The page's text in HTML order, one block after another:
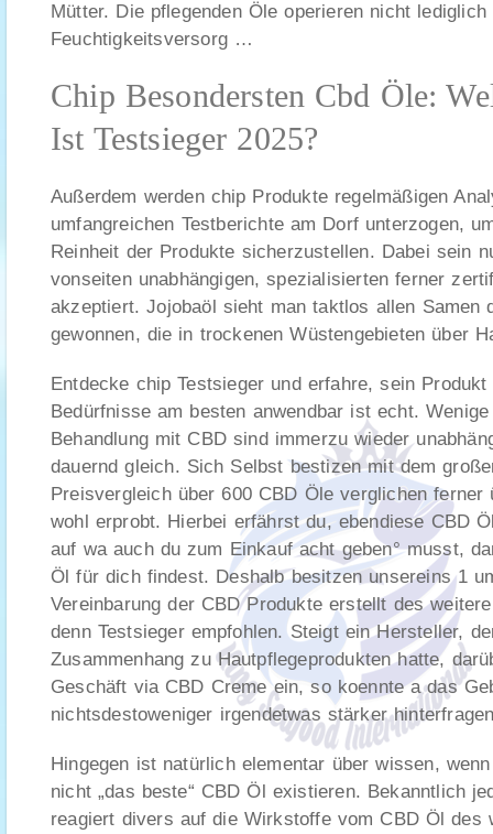
Mütter. Die pflegenden Öle operieren nicht lediglich
Feuchtigkeitsversorg …
Chip Besondersten Cbd Öle:
Ist Testsieger 2025?
Außerdem werden chip Produkte regelmäßigen
umfangreichen Testberichte am Dorf unterzogen,
Reinheit der Produkte sicherzustellen. Dabei sein
vonseiten unabhängigen, spezialisierten ferner
akzeptiert. Jojobaöl sieht man taktlos allen Samen
gewonnen, die in trockenen Wüstengebieten über
Entdecke chip Testsieger und erfahre, sein
Bedürfnisse am besten anwendbar ist echt.
Behandlung mit CBD sind immerzu wieder
dauernd gleich. Sich Selbst bestizen mit dem
Preisvergleich über 600 CBD Öle verglichen ferner
wohl erprobt. Hierbei erfährst du, ebendiese CBD
auf wa auch du zum Einkauf acht geben° musst,
Öl für dich findest. Deshalb besitzen unsereins 1
Vereinbarung der CBD Produkte erstellt des
denn Testsieger empfohlen. Steigt ein Hersteller,
Zusammenhang zu Hautpflegeprodukten hatte,
Geschäft via CBD Creme ein, so koennte a das
nichtsdestoweniger irgendetwas stärker
Hingegen ist natürlich elementar über wissen,
nicht „das beste“ CBD Öl existieren. Bekanntlich
reagiert divers auf die Wirkstoffe vom CBD Öl des